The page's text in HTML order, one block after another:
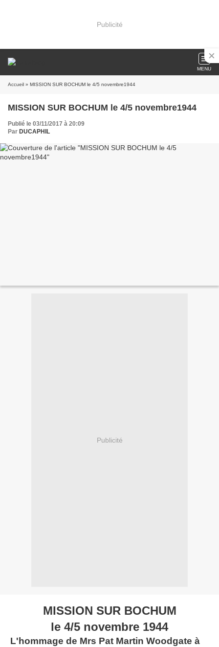
Publicité
MENU
Accueil » MISSION SUR BOCHUM le 4/5 novembre1944
MISSION SUR BOCHUM le 4/5 novembre1944
Publié le 03/11/2017 à 20:09
Par DUCAPHIL
Publicité
MISSION SUR BOCHUM
le 4/5 novembre 1944
L'hommage de Mrs Pat Martin Woodgate à